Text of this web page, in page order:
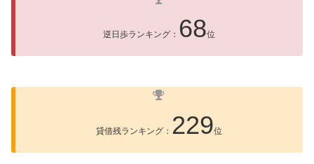
逆日歩ランキング： 68位
貸借残ランキング： 229位